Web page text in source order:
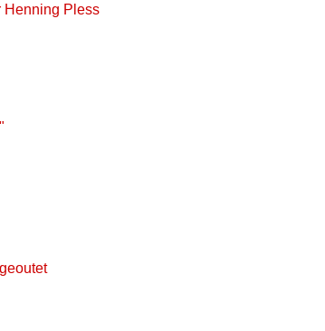
Henning Pless